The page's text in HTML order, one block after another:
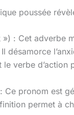
poussée
») : Cet adverbe
désamorce
le verbe
Ce pronom est
permet à